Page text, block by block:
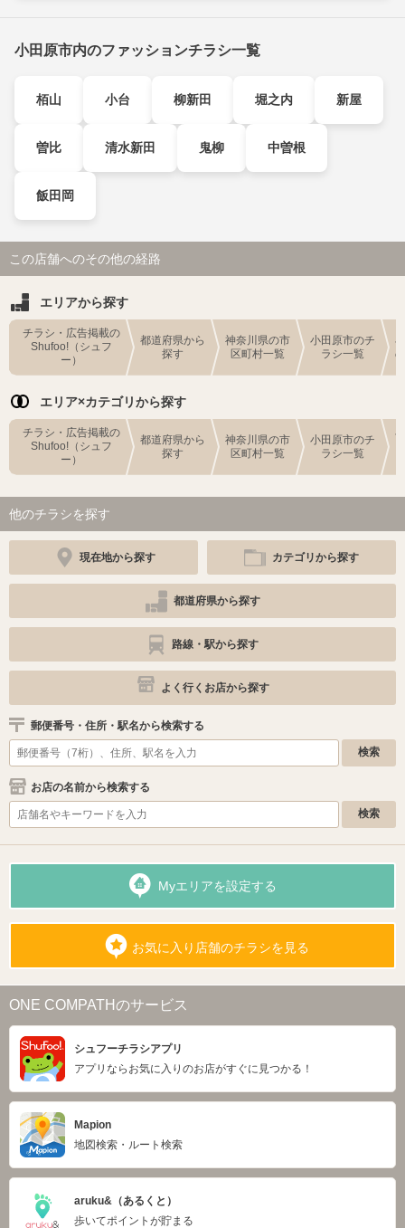
小田原市内のファッションチラシ一覧
栢山 小台 柳新田 堀之内 新屋
曽比 清水新田 鬼柳 中曽根
飯田岡
この店舗へのその他の経路
エリアから探す
チラシ・広告掲載の
Shufoo!（シュフ
ー）
都道府県から
探す
神奈川県の市
区町村一覧
小田原市のチ
ラシ一覧
エリア×カテゴリから探す
チラシ・広告掲載の
Shufoo!（シュフ
ー）
都道府県から
探す
神奈川県の市
区町村一覧
小田原市のチ
ラシ一覧
他のチラシを探す
現在地から探す カテゴリから探す
都道府県から探す
路線・駅から探す
よく行くお店から探す
郵便番号・住所・駅名から検索する
お店の名前から検索する
Myエリアを設定する
お気に入り店舗のチラシを見る
ONE COMPATHのサービス
シュフーチラシアプリ
アプリならお気に入りのお店がすぐに見つかる！
Mapion
地図検索・ルート検索
aruku&（あるくと）
歩いてポイントが貯まる